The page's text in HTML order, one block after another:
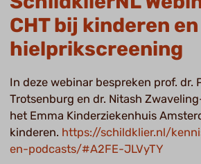
CHT bij kinderen en
hielprikscreening
In deze webinar bespreken prof. dr.
Trotsenburg en dr. Nitash
het Emma Kinderziekenhuis
kinderen. https://schildklier.nl/
en-podcasts/#A2FE-JLVyTY